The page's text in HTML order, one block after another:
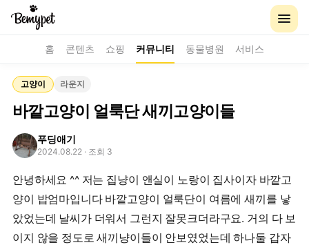
홈 콘텐츠 쇼핑 커뮤니티 동물병원 서비스
고양이 라운지
바깥고양이 얼룩단 새끼고양이들
푸딩애기
2024.08.22 · 조회 3
안녕하세요 ^^ 저는 집냥이 앤실이 노랑이 집사이자 바깥고
양이 밥엄마입니다 바깥고양이 얼룩단이 여름에 새끼를 낳
았었는데 날씨가 더워서 그런지 잘못크더라구요. 거의 다 보
이지 않을 정도로 새끼냥이들이 안보였었는데 하나둘 갑자